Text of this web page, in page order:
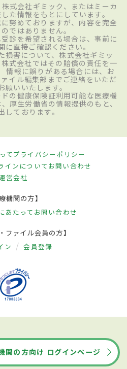
式会社ギミック、またはミーカ
た情報をもとにしています。
努めておりますが、内容を完全
ではありません。
診を希望される場合は、事前に
に直接ご確認ください。
損害について、株式会社ギミッ
式会社ではその賠償の責任を一
情報に誤りがある場合には、お
イル編集部までご連絡をいただ
願いいたします。
の健康保険証利用可能な医療機
厚生労働省の情報提供のもと、
しております。
てプライバシーポリシー
インについてお問い合わせ
営会社
機関の方】
あたって お問い合わせ
ファイル会員の方】
ン 会員登録
関の方向け ログインページ